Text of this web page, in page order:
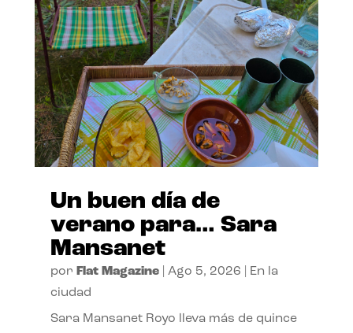
Un buen día de
verano para… Sara
Mansanet
por Flat Magazine| Ago 5, 2026
En la
ciudad
Sara Mansanet Royo lleva más de quince